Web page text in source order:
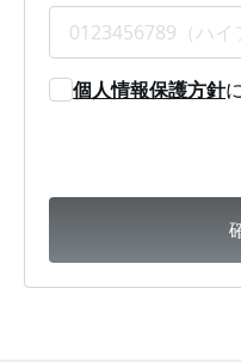
個人情報保護方針